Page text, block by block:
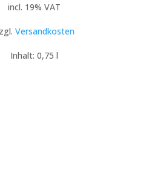
incl. 19% VAT
Versandkosten
Inhalt: 0,75l